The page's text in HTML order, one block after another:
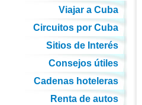
Viajar a Cuba
Circuitos por Cuba
Sitios de Interés
Consejos útiles
Cadenas hoteleras
Renta de autos